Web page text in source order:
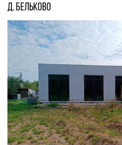
д. Бельково